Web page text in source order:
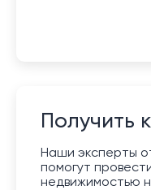
Получить
Наши эксперты
помогут
недвижимостью